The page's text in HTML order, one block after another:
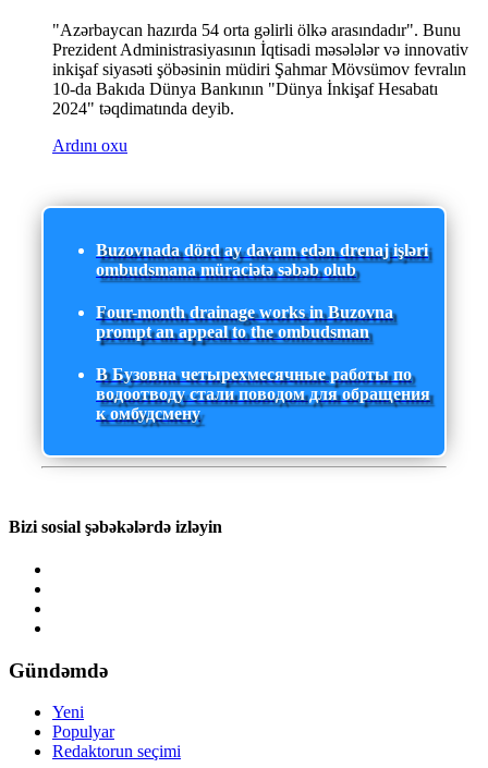
"Azərbaycan hazırda 54 orta gəlirli ölkə arasındadır". Bunu
Prezident Administrasiyasının İqtisadi məsələlər və innovativ
inkişaf siyasəti şöbəsinin müdiri Şahmar Mövsümov fevralın
10-da Bakıda Dünya Bankının "Dünya İnkişaf Hesabatı
2024" təqdimatında deyib.
Ardını oxu
Buzovnada dörd ay davam edən drenaj işləri
ombudsmana müraciətə səbəb olub
Four-month drainage works in Buzovna
prompt an appeal to the ombudsman
В Бузовна четырехмесячные работы по
водоотводу стали поводом для обращения
к омбудсмену
Bizi sosial şəbəkələrdə izləyin
Gündəmdə
Yeni
Populyar
Redaktorun seçimi